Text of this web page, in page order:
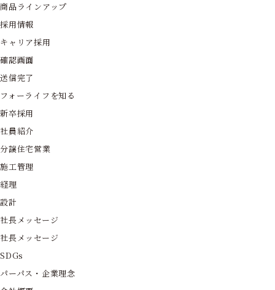
商品ラインアップ
採用情報
キャリア採用
確認画面
送信完了
フォーライフを知る
新卒採用
社員紹介
分譲住宅営業
施工管理
経理
設計
社長メッセージ
社長メッセージ
SDGs
パーパス・企業理念